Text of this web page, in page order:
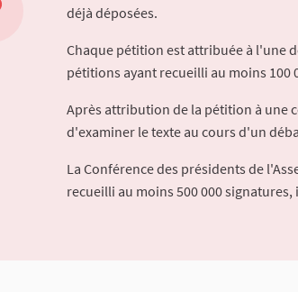
déjà déposées.
Chaque pétition est attribuée à l'une
pétitions ayant recueilli au moins 100
Après attribution de la pétition à une
d'examiner le texte au cours d'un
La Conférence des présidents de
recueilli au moins 500 000